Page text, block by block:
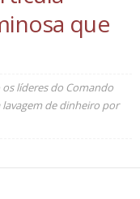
que
líderes do Comando
de dinheiro por